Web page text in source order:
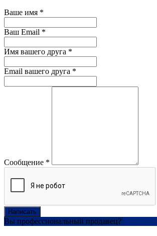
Ваше имя *
Ваш Email *
Имя вашего друга *
Email вашего друга *
Сообщение *
Написать
Вы профессиональный продавец?